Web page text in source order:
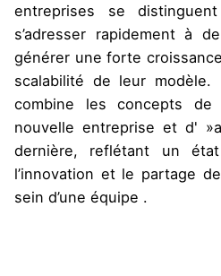
entreprises se
s’adresser rapidement à
générer une forte
scalabilité de leur
combine les concepts de
nouvelle entreprise et d'
dernière, reflétant un
l’innovation et le partage
sein d’une équipe .